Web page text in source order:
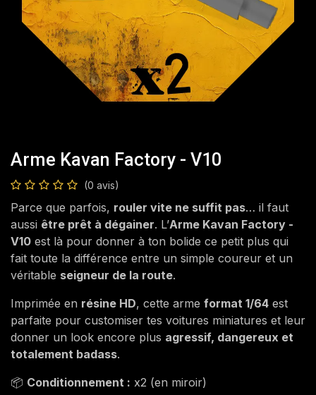
Arme Kavan Factory - V10
(0 avis)
Parce que parfois, rouler vite ne suffit pas… il faut
aussi être prêt à dégainer. L’Arme Kavan Factory -
V10 est là pour donner à ton bolide ce petit plus qui
fait toute la différence entre un simple coureur et un
véritable seigneur de la route.
Imprimée en résine HD, cette arme format 1/64 est
parfaite pour customiser tes voitures miniatures et leur
donner un look encore plus agressif, dangereux et
totalement badass.
📦 Conditionnement : x2 (en miroir)